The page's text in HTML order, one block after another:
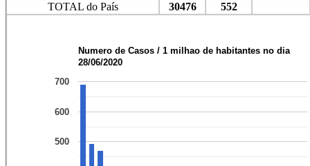
TOTAL do País
30476 552
Numero de Casos / 1 milhao de habitantes no dia
28/06/2020
500
600
700